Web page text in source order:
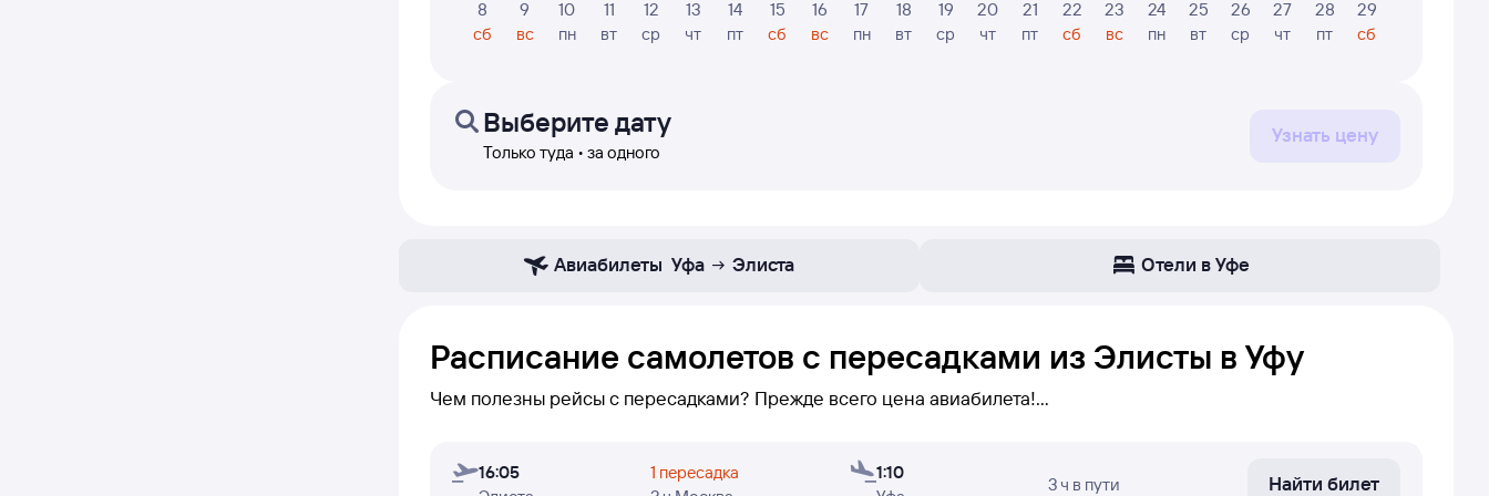
8
сб
9
вс
10
пн
11
вт
12
ср
13
чт
14
пт
15
сб
16
вс
17
пн
18
вт
19
ср
20
чт
21
пт
22
сб
23
вс
24
пн
25
вт
26
ср
27
чт
28
пт
29
сб
Выберите дату
Только туда • за одного
Узнать цену
Авиабилеты Уфа Элиста Отели в Уфе
Расписание самолетов с пересадками из Элисты в Уфу
Чем полезны рейсы с пересадками? Прежде всего цена авиабилета!
перелетов из Элисты в Уфу не оказалось, или вам нужно осуществить пересадку в определенном городе,
16:05
1 пересадка
1:10
3 ч в пути Найти билет